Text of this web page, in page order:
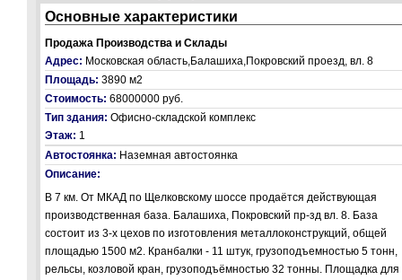
Основные характеристики
Продажа Производства и Склады
Адрес: Московская область,Балашиха,Покровский проезд, вл. 8
Площадь: 3890 м2
Стоимость: 68000000 руб.
Тип здания: Офисно-складской комплекс
Этаж: 1
Автостоянка: Наземная автостоянка
Описание:
В 7 км. От МКАД по Щелковскому шоссе продаётся действующая
производственная база. Балашиха, Покровский пр-зд вл. 8. База
состоит из 3-х цехов по изготовления металлоконструкций, общей
площадью 1500 м2. Кранбалки - 11 штук, грузоподъемностью 5 тонн,
рельсы, козловой кран, грузоподъёмностью 32 тонны. Площадка для